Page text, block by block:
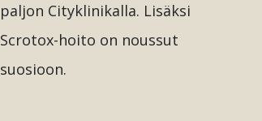
paljon Cityklinikalla. Lisäksi
Scrotox-hoito on noussut
suosioon.